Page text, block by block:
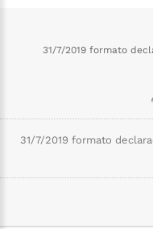
31/7/2019 formato
31/7/2019 formato